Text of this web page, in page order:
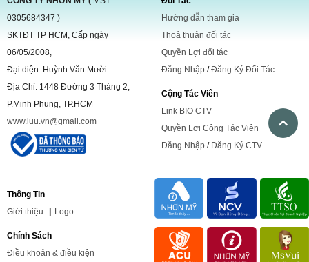
0305684347 )
SKTĐT TP HCM, Cấp ngày
06/05/2008,
Đại diện: Huỳnh Văn Mười
Địa Chỉ: 1448 Đường 3 Tháng 2,
P.Minh Phụng, TP.HCM
www.luu.vn@gmail.com
Hướng dẫn tham gia
Thoả thuận đối tác
Quyền Lợi đối tác
Đăng Nhập /Đăng Ký Đối Tác
Cộng Tác Viên
Link BIO CTV
Quyền Lợi Công Tác Viên
Đăng Nhập /Đăng Ký CTV
Thông Tin
Giới thiệu Logo
Chính Sách
Điều khoản & điều kiện